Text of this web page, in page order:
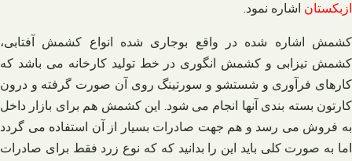
ازبکستان اشاره نمود.
کشمش اشاره شده در واقع بوجاری شده انواع کشمش آفتابی،
کشمش تیزابی و کشمش انگوری در خط تولید کارخانه می‌ باشد که
کارهای فرآوری و شستشو و سورتینگ روی آن صورت گرفته و درون
کارتون بسته‌ بندی آنها انجام می‌ شود. این کشمش هم برای بازار داخل
به فروش می‌ رسد و هم جهت صادرات بسیار از آن استفاده می‌ گردد
اما به صورت کلی باید این را بدانید که که نوع زرد فقط برای صادرات